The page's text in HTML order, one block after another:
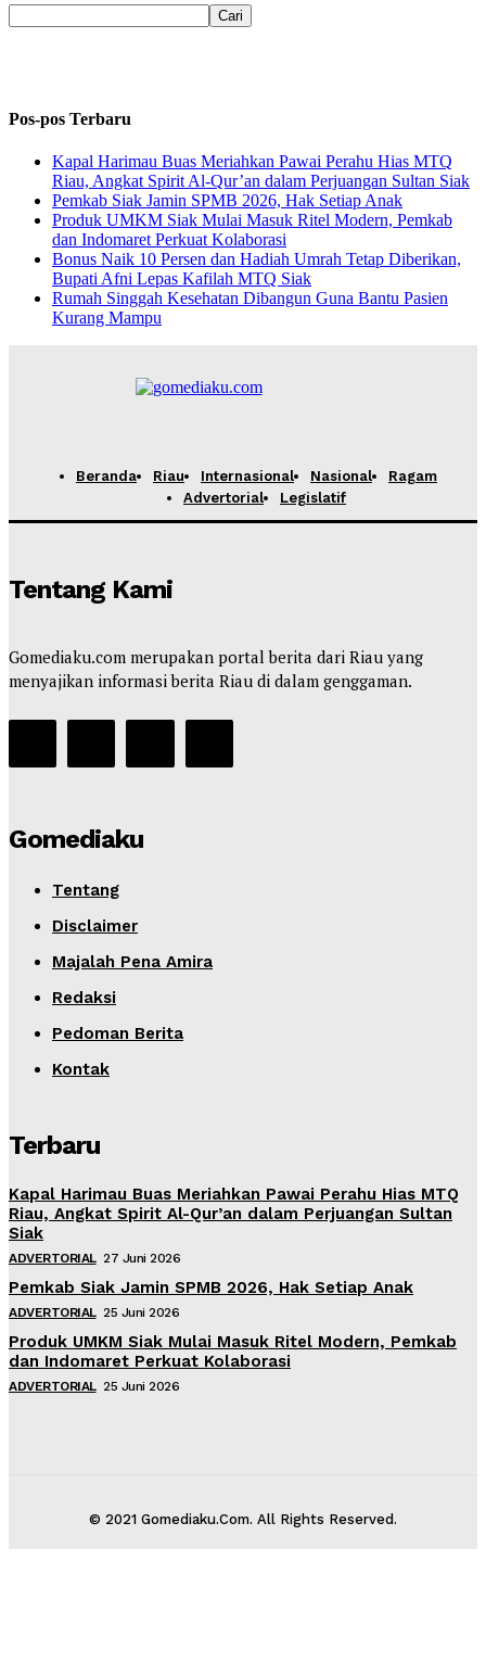
Pos-pos Terbaru
Kapal Harimau Buas Meriahkan Pawai Perahu Hias MTQ
Riau, Angkat Spirit Al-Qur’an dalam Perjuangan Sultan Siak
Pemkab Siak Jamin SPMB 2026, Hak Setiap Anak
Produk UMKM Siak Mulai Masuk Ritel Modern, Pemkab
dan Indomaret Perkuat Kolaborasi
Bonus Naik 10 Persen dan Hadiah Umrah Tetap Diberikan,
Bupati Afni Lepas Kafilah MTQ Siak
Rumah Singgah Kesehatan Dibangun Guna Bantu Pasien
Kurang Mampu
Beranda Riau Internasional Nasional
Ragam
Advertorial
Legislatif
Tentang Kami
Gomediaku.com merupakan portal berita dari Riau yang
menyajikan informasi berita Riau di dalam genggaman.
Gomediaku
Tentang
Disclaimer
Majalah Pena Amira
Redaksi
Pedoman Berita
Kontak
Terbaru
Kapal Harimau Buas Meriahkan Pawai Perahu Hias MTQ
Riau, Angkat Spirit Al-Qur’an dalam Perjuangan Sultan
Siak
ADVERTORIAL 27 Juni 2026
Pemkab Siak Jamin SPMB 2026, Hak Setiap Anak
ADVERTORIAL 25 Juni 2026
Produk UMKM Siak Mulai Masuk Ritel Modern, Pemkab
dan Indomaret Perkuat Kolaborasi
ADVERTORIAL 25 Juni 2026
© 2021 Gomediaku.Com. All Rights Reserved.